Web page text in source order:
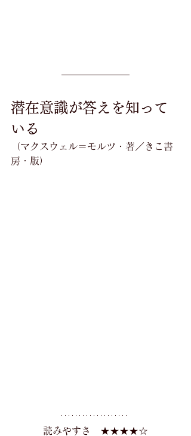
潜在意識が答えを知って
いる
（マクスウェル＝モルツ・著／きこ書
房・版）
読みやすさ　★★★★☆